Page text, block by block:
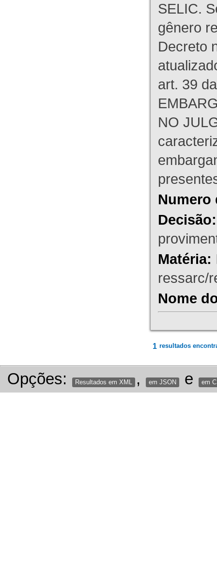
SELIC.
gênero
Decreto
art. 39
NO
Numero
Decisão:
Matéria:
ressarc/
Nome
1 resultados
Opções: Resultados em XML , em JSON e em